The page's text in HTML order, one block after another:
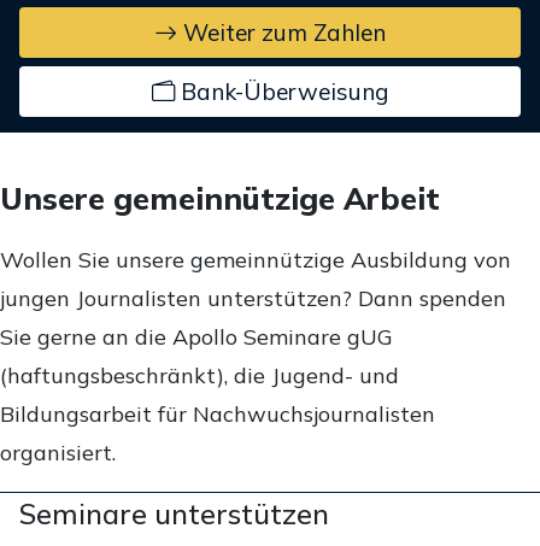
Weiter zum Zahlen
Bank-Überweisung
Unsere gemeinnützige Arbeit
Wollen Sie unsere gemeinnützige Ausbildung von
jungen Journalisten unterstützen? Dann spenden
Sie gerne an die Apollo Seminare gUG
(haftungsbeschränkt), die Jugend- und
Bildungsarbeit für Nachwuchsjournalisten
organisiert.
Seminare unterstützen